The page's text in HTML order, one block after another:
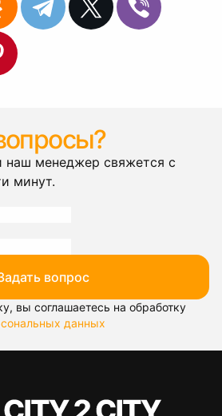
наш менеджер свяжется с
минут.
вопрос
вы соглашаетесь на обработку
данных